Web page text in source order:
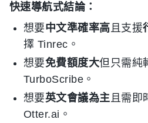
快速導航式結論：
想要中文準確率高且支援
擇 Tinrec。
想要免費額度大但只需純
TurboScribe。
想要英文會議為主且需即
Otter.ai。